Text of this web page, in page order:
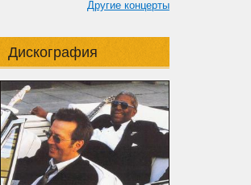
Другие концерты
Дискография